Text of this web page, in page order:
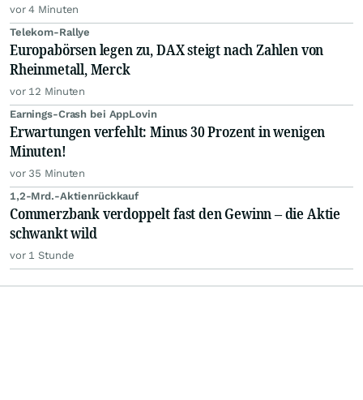
vor 4 Minuten
Telekom-Rallye
Europabörsen legen zu, DAX steigt nach Zahlen von
Rheinmetall, Merck
vor 12 Minuten
Earnings-Crash bei AppLovin
Erwartungen verfehlt: Minus 30 Prozent in wenigen
Minuten!
vor 35 Minuten
1,2-Mrd.-Aktienrückkauf
Commerzbank verdoppelt fast den Gewinn – die Aktie
schwankt wild
vor 1 Stunde